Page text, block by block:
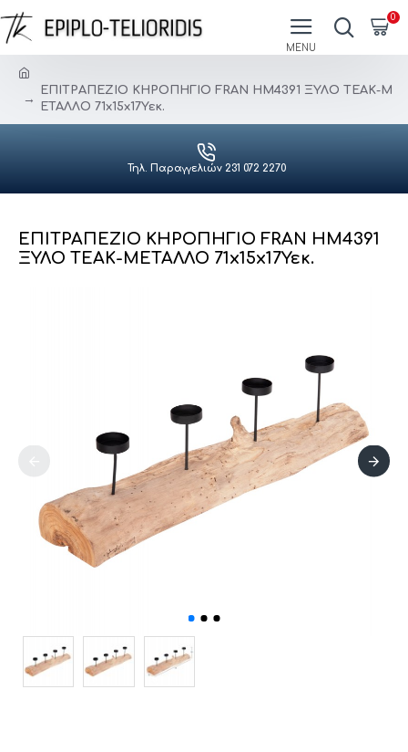
0
ΕΠΙΤΡΑΠΕΖΙΟ ΚΗΡΟΠΗΓΙΟ FRAN HM4391 ΞΥΛΟ ΤΕΑΚ-Μ
ΕΤΑΛΛΟ 71x15x17Υεκ.
Τηλ. Παραγγελιών 231 072 2270
ΕΠΙΤΡΑΠΕΖΙΟ ΚΗΡΟΠΗΓΙΟ FRAN HM4391
ΞΥΛΟ ΤΕΑΚ-ΜΕΤΑΛΛΟ 71x15x17Υεκ.